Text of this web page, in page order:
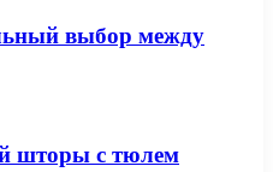
выбор между
шторы с тюлем